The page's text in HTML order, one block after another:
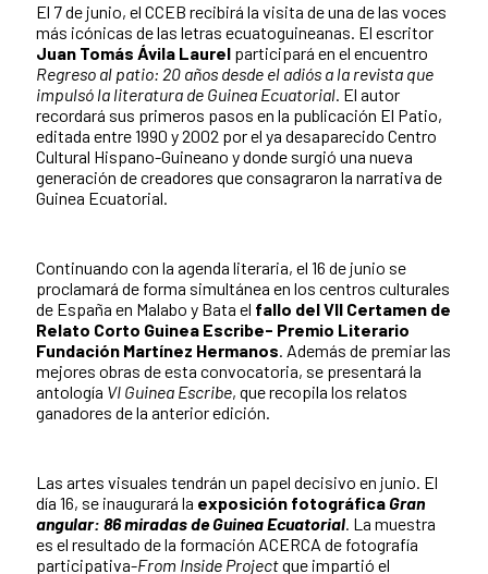
El 7 de junio, el CCEB recibirá la visita de una de las voces
más icónicas de las letras ecuatoguineanas. El escritor
Juan Tomás Ávila Laurel participará en el encuentro
Regreso al patio: 20 años desde el adiós a la revista que
impulsó la literatura de Guinea Ecuatorial. El autor
recordará sus primeros pasos en la publicación El Patio,
editada entre 1990 y 2002 por el ya desaparecido Centro
Cultural Hispano-Guineano y donde surgió una nueva
generación de creadores que consagraron la narrativa de
Guinea Ecuatorial.
Continuando con la agenda literaria, el 16 de junio se
proclamará de forma simultánea en los centros culturales
de España en Malabo y Bata el fallo del VII Certamen de
Relato Corto Guinea Escribe- Premio Literario
Fundación Martínez Hermanos. Además de premiar las
mejores obras de esta convocatoria, se presentará la
antología VI Guinea Escribe, que recopila los relatos
ganadores de la anterior edición.
Las artes visuales tendrán un papel decisivo en junio. El
día 16, se inaugurará la exposición fotográficaGran
angular: 86 miradas de Guinea Ecuatorial. La muestra
es el resultado de la formación ACERCA de fotografía
participativa-From Inside Projectque impartió el